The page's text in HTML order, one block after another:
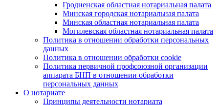
Гродненская областная нотариальная палата
Минская городская нотариальная палата
Минская областная нотариальная палата
Могилевская областная нотариальная палата
Политика в отношении обработки персональных
данных
Политика в отношении обработки cookie
Политика первичной профсоюзной организации
аппарата БНП в отношении обработки
персональных данных
О нотариате
Принципы деятельности нотариата